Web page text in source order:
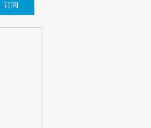
订阅